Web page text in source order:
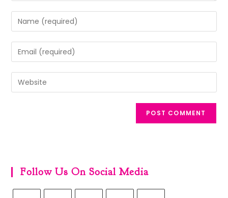
Follow Us On Social Media